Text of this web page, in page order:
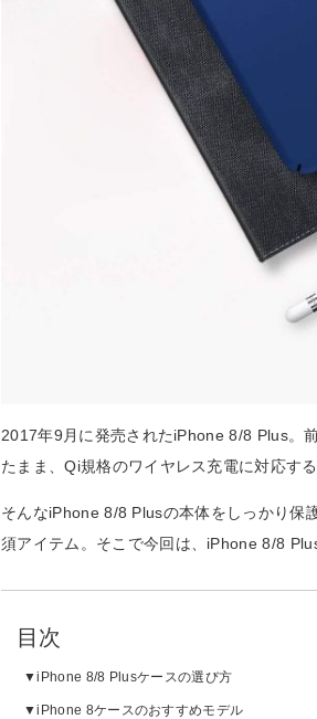
2017年9月に発売されたiPhone 8/8 Plus。
たまま、Qi規格のワイヤレス充電に対応す
そんなiPhone 8/8 Plusの本体をしっかり保
須アイテム。そこで今回は、iPhone 8/8
目次
iPhone 8/8 Plusケースの選び方
iPhone 8ケースのおすすめモデル